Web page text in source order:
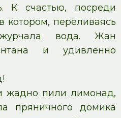
К счастью, посреди
котором, переливаясь
вода. Жан
и удивленно
жадно пили лимонад,
пряничного домика